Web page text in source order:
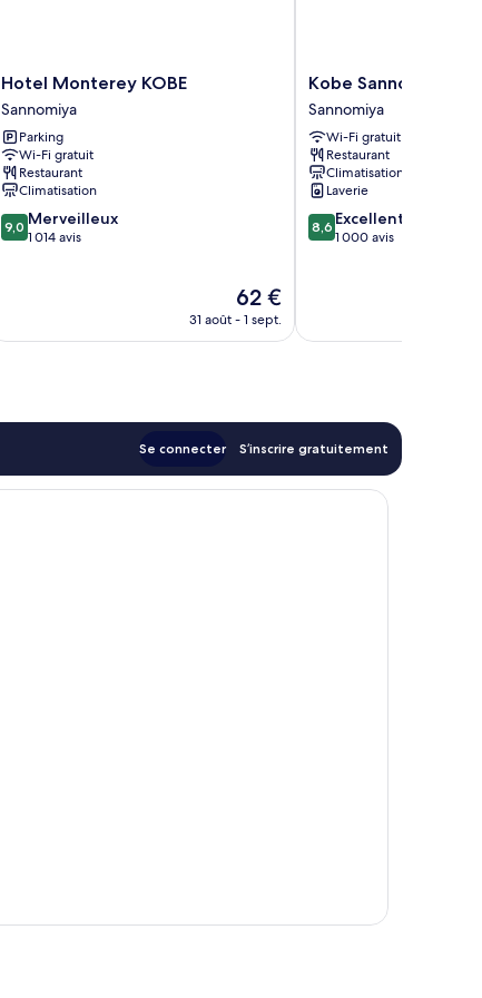
Hotel
Monterey
KOBE
Sannomiya
Hotel Monterey KOBE
Sannomiya
Parking
Wi-Fi gratuit
Restaurant
Climatisation
9.0
sur
9,0 Merveilleux
1 014 avis
Le
nouveau
62 €
31 août - 1 sept.
Kobe
Sannomiya
Tokyu
REI
Hotel
Sannomiya
Kobe Sannomiya
Sannomiya
Wi-Fi gratuit
Restaurant
Climatisation
Laverie
8.6
sur
8,6 Excellent
1 000 avis
Se connecter S’inscrire gratuitement